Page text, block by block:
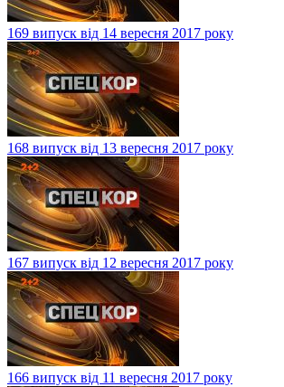
169 випуск від 14 вересня 2017 року
168 випуск від 13 вересня 2017 року
167 випуск від 12 вересня 2017 року
166 випуск від 11 вересня 2017 року